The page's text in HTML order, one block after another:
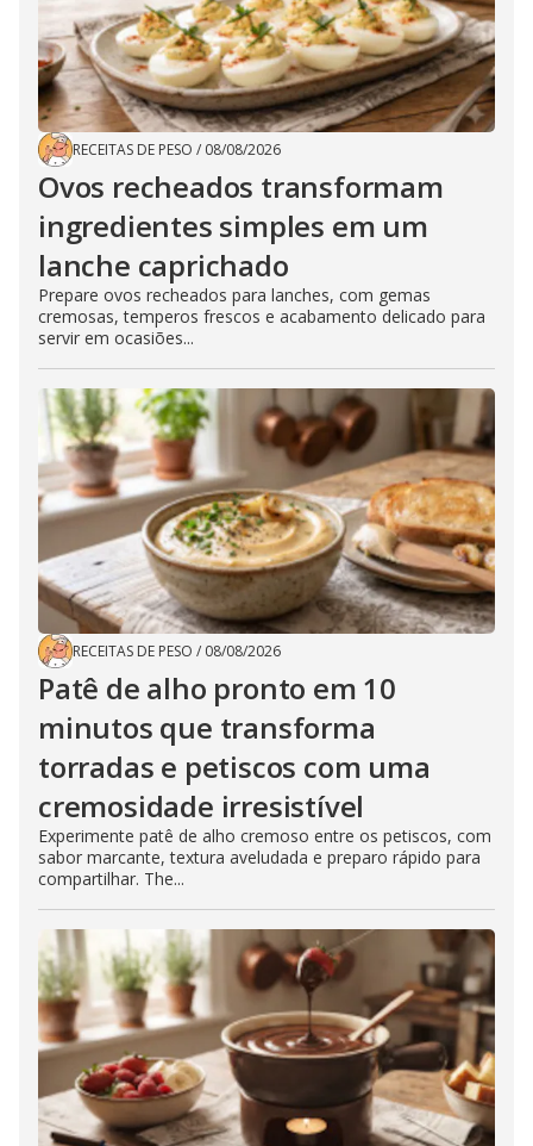
RECEITAS DE PESO / 08/08/2026
Ovos recheados transformam
ingredientes simples em um
lanche caprichado
Prepare ovos recheados para lanches, com gemas
cremosas, temperos frescos e acabamento delicado para
servir em ocasiões...
RECEITAS DE PESO / 08/08/2026
Patê de alho pronto em 10
minutos que transforma
torradas e petiscos com uma
cremosidade irresistível
Experimente patê de alho cremoso entre os petiscos, com
sabor marcante, textura aveludada e preparo rápido para
compartilhar. The...